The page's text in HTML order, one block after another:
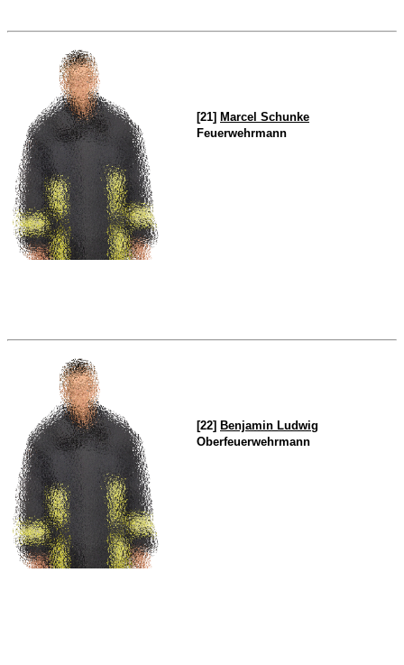
[21] Marcel Schunke
Feuerwehrmann
[22] Benjamin Ludwig
Oberfeuerwehrmann